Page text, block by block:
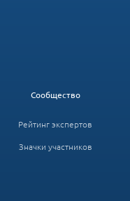
Сообщество
Рейтинг экспертов
Значки участников